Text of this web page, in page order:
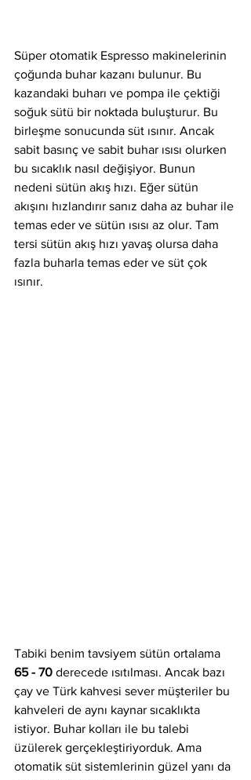
Süper otomatik Espresso makinelerinin
çoğunda buhar kazanı bulunur. Bu
kazandaki buharı ve pompa ile çektiği
soğuk sütü bir noktada buluşturur. Bu
birleşme sonucunda süt ısınır. Ancak
sabit basınç ve sabit buhar ısısı olurken
bu sıcaklık nasıl değişiyor. Bunun
nedeni sütün akış hızı. Eğer sütün
akışını hızlandırır sanız daha az buhar ile
temas eder ve sütün ısısı az olur. Tam
tersi sütün akış hızı yavaş olursa daha
fazla buharla temas eder ve süt çok
ısınır.
Tabiki benim tavsiyem sütün ortalama
65 - 70 derecede ısıtılması. Ancak bazı
çay ve Türk kahvesi sever müşteriler bu
kahveleri de aynı kaynar sıcaklıkta
istiyor. Buhar kolları ile bu talebi
üzülerek gerçekleştiriyorduk. Ama
otomatik süt sistemlerinin güzel yanı da